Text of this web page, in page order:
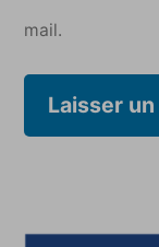
mail.